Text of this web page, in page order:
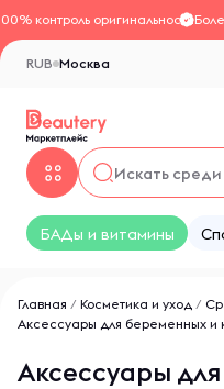
контроль оригинальности
Москва
RUB
БАДы и витамины
Главная / Косметика и уход /
Аксессуары для беременных и
Аксессуары для